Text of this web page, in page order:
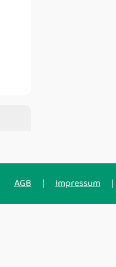
AGB | Impressum |